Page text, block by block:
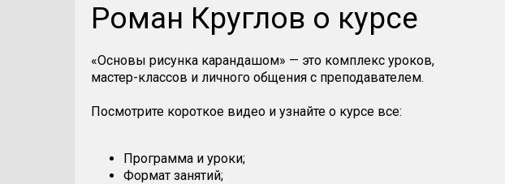
Роман Круглов о курсе
«Основы рисунка карандашом» — это комплекс уроков,
мастер-классов и личного общения с преподавателем.
Посмотрите короткое видео и узнайте о курсе все:
Программа и уроки;
Формат занятий;